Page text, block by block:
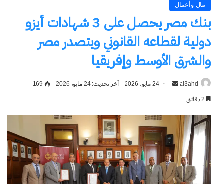
مال وأعمال
بنك مصر يحصل على 3 شهادات أيزو
دولية لقطاعه القانوني ويتصدر مصر
والشرق الأوسط وإفريقيا
al3ahd
أرسل24 مايو، 2026 آخر تحديث: 24 مايو، 2026 169